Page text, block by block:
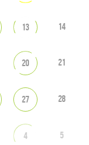
13 14
20 21
27 28
4 5